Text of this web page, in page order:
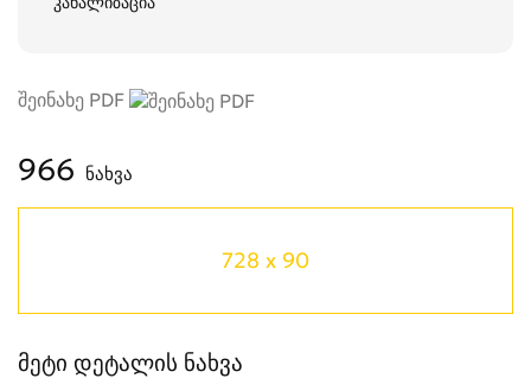
შეინახე PDF
966 ნახვა
728 x 90
მეტი დეტალის ნახვა